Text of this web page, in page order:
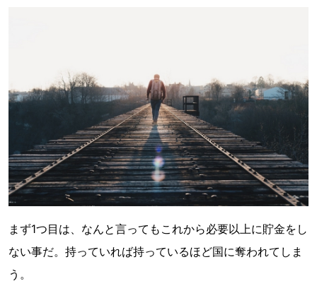
まず1つ目は、なんと言ってもこれから必要以上に貯金をし
ない事だ。持っていれば持っているほど国に奪われてしま
う。